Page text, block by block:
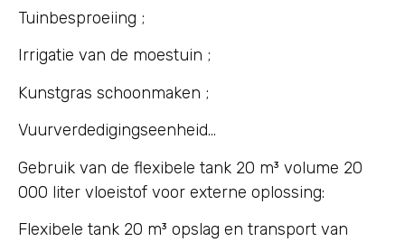
Tuinbesproeiing ;
Irrigatie van de moestuin ;
Kunstgras schoonmaken ;
Vuurverdedigingseenheid…
Gebruik van de flexibele tank 20 m³ volume 20
000 liter vloeistof voor externe oplossing:
Flexibele tank 20 m³ opslag en transport van